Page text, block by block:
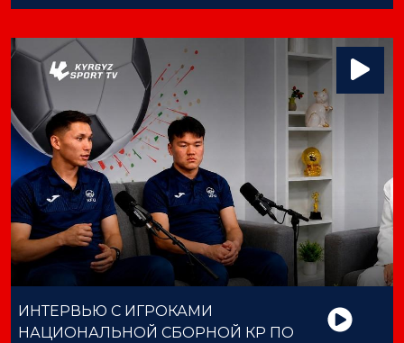
ИНТЕРВЬЮ С ИГРОКАМИ
НАЦИОНАЛЬНОЙ СБОРНОЙ КР ПО